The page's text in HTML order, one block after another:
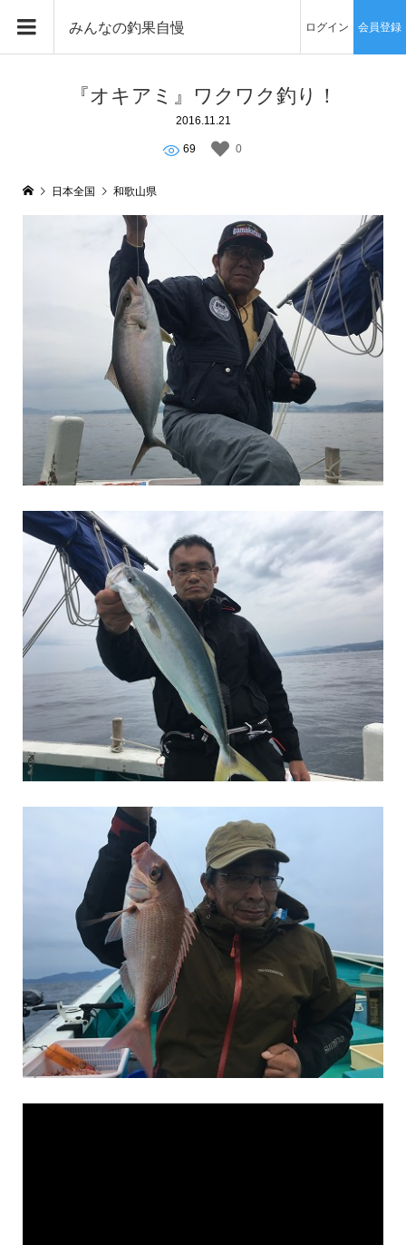
みんなの釣果自慢 ログイン 会員登録
『オキアミ』ワクワク釣り！
2016.11.21
69 0
日本全国 和歌山県